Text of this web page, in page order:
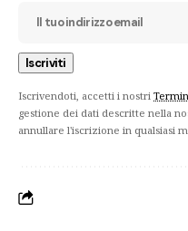
Iscrivendoti, accetti i nostri
gestione dei dati descritte nella
annullare l'iscrizione in qualsiasi